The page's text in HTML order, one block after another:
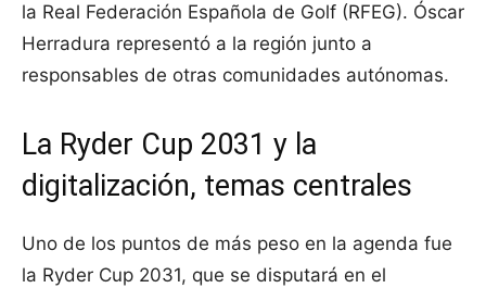
la Real Federación Española de Golf (RFEG). Óscar
Herradura representó a la región junto a
responsables de otras comunidades autónomas.
La Ryder Cup 2031 y la
digitalización, temas centrales
Uno de los puntos de más peso en la agenda fue
la Ryder Cup 2031, que se disputará en el